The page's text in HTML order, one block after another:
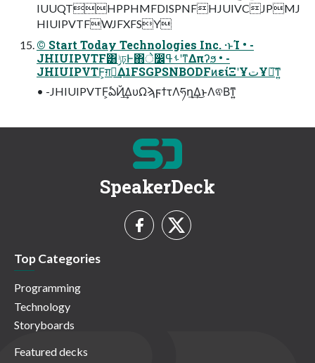
IUUQTHPPHMFDISPNFHJUIVCJPMJ
HIUIPVTFWJFXFSY
© Start Today Technologies Inc. ·ͱΊ • -
JHIUIPVTF͸ݱঢ়Ͱ΋े෼ࢀߟʹͳΔπʔϧ • -
JHIUIPVTF͕ग़ྗ͢Δ1FSGPSNBODFͷείΞʹҰتҰ༕͠ͳ͍
• -JHIUIPVTF͕ఏҊ͢ΔυΩϡϝϯτΛཧղ͢Δ͜ͱΛଵΒͳ͍
SpeakerDeck
Top Categories
Programming
Technology
Storyboards
Featured decks